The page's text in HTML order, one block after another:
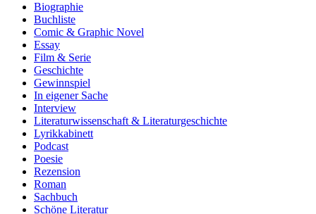
Biographie
Buchliste
Comic & Graphic Novel
Essay
Film & Serie
Geschichte
Gewinnspiel
In eigener Sache
Interview
Literaturwissenschaft & Literaturgeschichte
Lyrikkabinett
Podcast
Poesie
Rezension
Roman
Sachbuch
Schöne Literatur